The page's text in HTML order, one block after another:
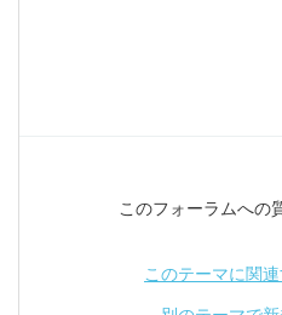
このフォーラムへの
このテーマに関